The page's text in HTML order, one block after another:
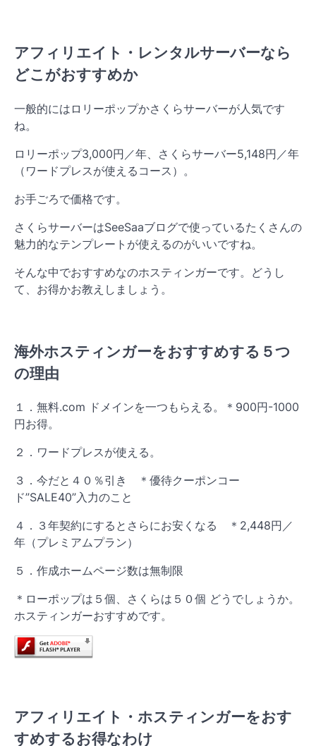
アフィリエイト・レンタルサーバーなら
どこがおすすめか
一般的にはロリーポップかさくらサーバーが人気です
ね。
ロリーポップ3,000円／年、さくらサーバー5,148円／年
（ワードプレスが使えるコース）。
お手ごろで価格です。
さくらサーバーはSeeSaaブログで使っているたくさんの
魅力的なテンプレートが使えるのがいいですね。
そんな中でおすすめなのホスティンガーです。どうし
て、お得かお教えしましょう。
海外ホスティンガーをおすすめする５つ
の理由
１．無料.com ドメインを一つもらえる。＊900円-1000
円お得。
２．ワードプレスが使える。
３．今だと４０％引き ＊優待クーポンコー
ド”SALE40”入力のこと
４．３年契約にするとさらにお安くなる ＊2,448円／
年（プレミアムプラン）
５．作成ホームページ数は無制限
＊ローポップは５個、さくらは５０個 どうでしょうか。
ホスティンガーおすすめです。
アフィリエイト・ホスティンガーをおす
すめするお得なわけ